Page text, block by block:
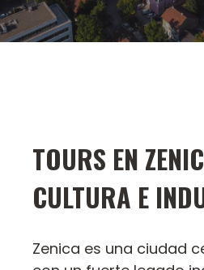
TOURS EN
CULTURA E
Zenica es una ciudad